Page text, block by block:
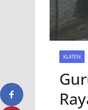
KLATEN